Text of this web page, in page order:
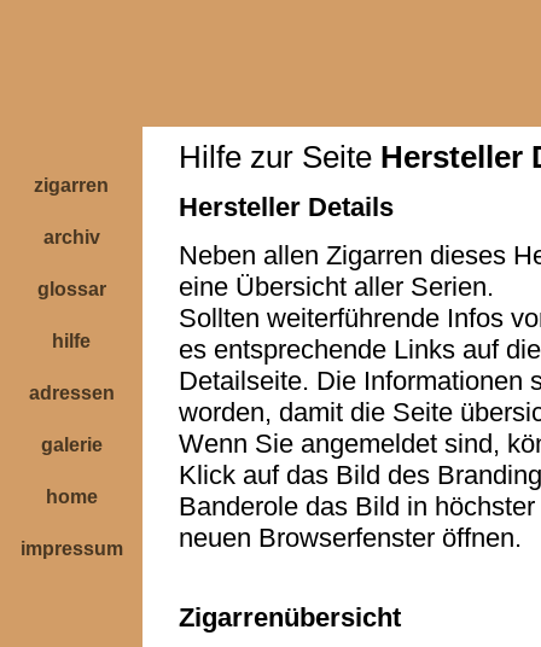
zigarren
archiv
glossar
hilfe
adressen
galerie
home
impressum
Hilfe zur Seite Hersteller
Hersteller Details
Neben allen Zigarren dieses
eine Übersicht aller Serien.
Sollten weiterführende Infos
es entsprechende Links auf
Detailseite. Die Informationen
worden, damit die Seite
Wenn Sie angemeldet sind,
Klick auf das Bild des
Banderole das Bild in
neuen Browserfenster öffnen.
Zigarrenübersicht